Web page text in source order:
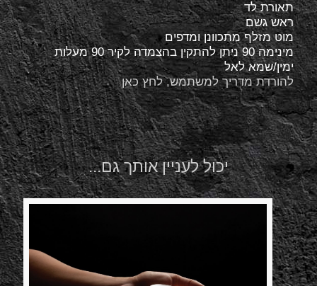
תאורת לד
ראש גשם
מוט מזלף מתכוונן ומדפים
מינימה 90 ניתן להתקין בהצמדה לקיר 90 מעלות
ימין/שמא לאל
להורדת מדריך למשתמש, לחץ כאן
יכול לעניין אותך גם...